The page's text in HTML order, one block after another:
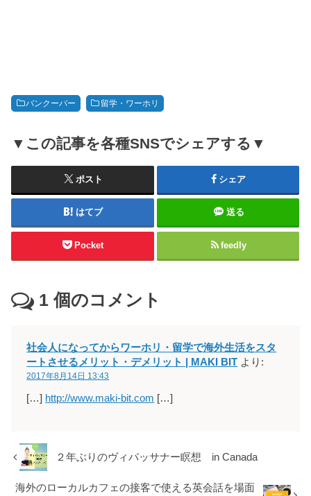
バンクーバー 留学・ワーホリ
▼この記事を各種SNSでシェアする▼
ポスト シェア
はてブ 送る
Pocket feedly
1 個のコメント
社会人になってからワーホリ・留学で海外生活をスタ
ートさせるメリット・デメリット | MAKI BIT より:
2017年8月14日 13:43
[…] http://www.maki-bit.com […]
２年ぶりのヴィパッサナー瞑想 in Canada
海外のローカルカフェの接客で使える英会話を場面